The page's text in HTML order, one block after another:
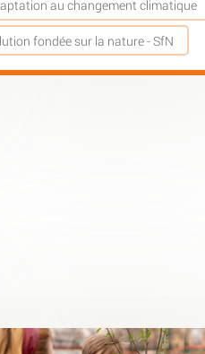
au changement climatique
fondée sur la nature - SfN